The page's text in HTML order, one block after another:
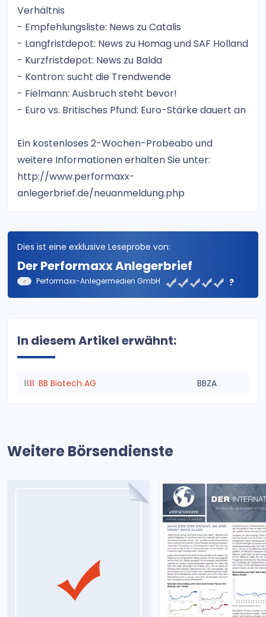
Verhältnis
- Empfehlungsliste: News zu Catalis
- Langfristdepot: News zu Homag und SAF Holland
- Kurzfristdepot: News zu Balda
- Kontron: sucht die Trendwende
- Fielmann: Ausbruch steht bevor!
- Euro vs. Britisches Pfund: Euro-Stärke dauert an
Ein kostenloses 2-Wochen-Probeabo und
weitere Informationen erhalten Sie unter:
http://www.performaxx-
anlegerbrief.de/neuanmeldung.php
Dies ist eine exklusive Leseprobe von:
Der Performaxx Anlegerbrief
Performaxx-Anlegermedien GmbH ?
In diesem Artikel erwähnt:
BB Biotech AG BBZA
Weitere Börsendienste